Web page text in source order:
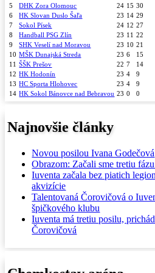
5
DHK Zora Olomouc 24 15 30
6
HK Slovan Duslo Šaľa 23 14 29
7
Sokol Písek 24 12 27
8
Handball PSG Zlín 23 11 22
9
SHK Veselí nad Moravou 23 10 21
10 MŠK Dunajská Streda 23 6
15
11 ŠŠK Prešov 22 7
14
12 HK Hodonín 23 4
9
13 HC Sporta Hlohovec 23 4
9
14 HK Sokol Bánovce nad Bebravou 23 0 0
Najnovšie články
Novou posilou Ivana Godečová
Obrazom: Začali sme tretiu
Iuventa začala bez piatich
akvizície
Talentovaná Čorovičová o
špičkového klubu
Iuventa má tretiu posilu,
Čorovičová